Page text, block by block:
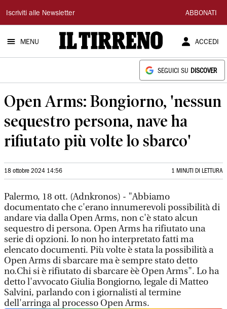
Il
Tirreno
Iscriviti alle Newsletter ABBONATI
MENU ACCEDI
SEGUICI SU DISCOVER
Open Arms: Bongiorno, 'nessun
sequestro persona, nave ha
rifiutato più volte lo sbarco'
18 ottobre 2024 14:56 1 MINUTI DI LETTURA
Palermo, 18 ott. (Adnkronos) - "Abbiamo
documentato che c'erano innumerevoli possibilità di
andare via dalla Open Arms, non c'è stato alcun
sequestro di persona. Open Arms ha rifiutato una
serie di opzioni. Io non ho interpretato fatti ma
elencato documenti. Più volte è stata la possibilità a
Open Arms di sbarcare ma è sempre stato detto
no.Chi si è rifiutato di sbarcare èè Open Arms". Lo ha
detto l'avvocato Giulia Bongiorno, legale di Matteo
Salvini, parlando con i giornalisti al termine
dell'arringa al processo Open Arms.